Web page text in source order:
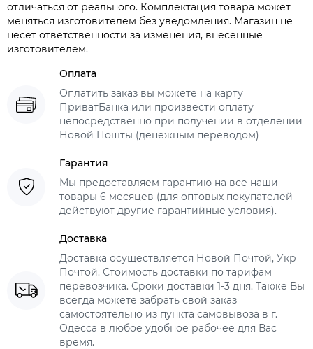
отличаться от реального. Комплектация товара может
меняться изготовителем без уведомления. Магазин не
несет ответственности за изменения, внесенные
изготовителем.
Оплата
Оплатить заказ вы можете на карту
ПриватБанка или произвести оплату
непосредственно при получении в отделении
Новой Пошты (денежным переводом)
Гарантия
Мы предоставляем гарантию на все наши
товары 6 месяцев (для оптовых покупателей
действуют другие гарантийные условия).
Доставка
Доставка осуществляется Новой Почтой, Укр
Почтой. Стоимость доставки по тарифам
перевозчика. Сроки доставки 1-3 дня. Также Вы
всегда можете забрать свой заказ
самостоятельно из пункта самовывоза в г.
Одесса в любое удобное рабочее для Вас
время.